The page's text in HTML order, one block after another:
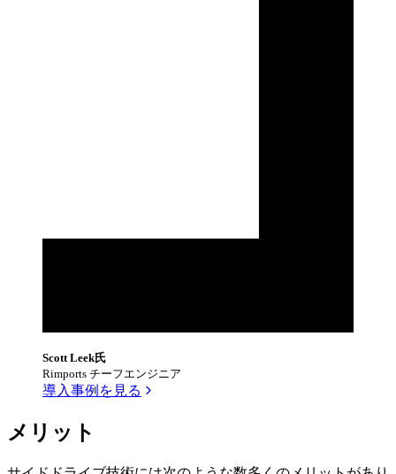
Scott Leek氏
Rimports チーフエンジニア
導入事例を見る
メリット